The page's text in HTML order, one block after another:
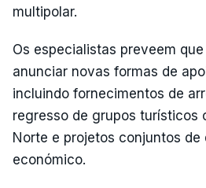
multipolar.
Os especialistas preveem
anunciar novas formas de
incluindo fornecimentos de
regresso de grupos turísticos
Norte e projetos conjuntos
económico.